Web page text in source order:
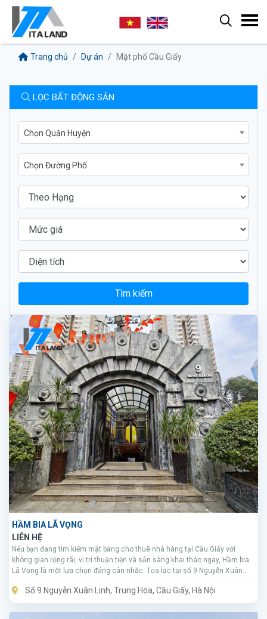
Trang chủ Dự án Mặt phố Cầu Giấy
LỌC BẤT ĐỘNG SẢN
Chọn Quận Huyện
Chọn Đường Phố
Tìm kiếm
HẦM BIA LÃ VỌNG
LIÊN HỆ
Nếu bạn đang tìm kiếm mặt bằng cho thuê nhà hàng tại Cầu Giấy với
không gian rộng rãi, vị trí thuận tiện và sẵn sàng khai thác ngay, Hầm bia
Lã Vọng là một lựa chọn đáng cân nhắc. Tọa lạc tại số 9 Nguyễn Xuân
vị trí, hạ tầng và khả năng tiếp cận khách hàng.
Số 9 Nguyễn Xuân Linh, Trung Hòa, Cầu Giấy, Hà Nội